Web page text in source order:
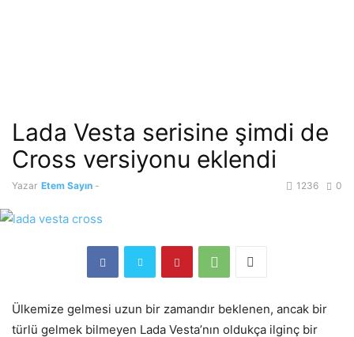
Lada Vesta serisine şimdi de
Cross versiyonu eklendi
Yazar Etem Sayın - 0
1236
Ülkemize gelmesi uzun bir zamandır beklenen, ancak bir
türlü gelmek bilmeyen Lada Vesta’nın oldukça ilginç bir